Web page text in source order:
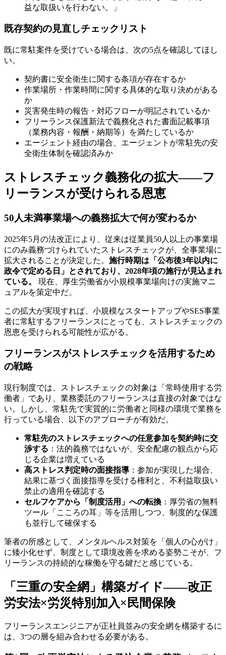
益な取扱いを行わない。」
既存契約の見直しチェックリスト
既に常駐案件を受けている場合は、次の5点を確認してほし
い。
契約書に安全衛生に関する条項が存在するか
作業場所・作業時間に関する具体的な取り決めがある
か
災害発生時の報告・対応フローが明記されているか
フリーランス保護新法で義務化された書面記載事項
（業務内容・報酬・納期等）を満たしているか
エージェント経由の場合、エージェントが常駐先の安
全衛生体制を確認済みか
ストレスチェック義務化の拡大――フ
リーランスが受けられる恩恵
50人未満事業場への義務拡大で何が変わるか
2025年5月の法改正により、従来は従業員50人以上の事業場
にのみ義務づけられていたストレスチェックが、全事業場に
拡大されることが決定した。 施行時期は「公布後3年以内に
政令で定める日」とされており、2028年頃の施行が見込まれ
ている。
現在、厚生労働省が小規模事業場向けの実施マニ
ュアルを策定中だ。
この拡大が実現すれば、小規模なスタートアップやSES事業
者に常駐するフリーランスにとっても、ストレスチェックの
恩恵を受けられる可能性が広がる。
フリーランスがストレスチェックを活用するため
の戦略
現行制度では、ストレスチェックの対象は「常時使用する労
働者」であり、業務委託のフリーランスは直接の対象ではな
い。しかし、常駐先で実質的に労働者と同様の環境で業務を
行っている場合、以下のアプローチが有効だ。
常駐先のストレスチェックへの任意参加を契約時に交
渉する ：法的義務ではないが、安全配慮の観点から応
じる企業は増えている
高ストレス判定時の面接指導 ：参加が実現した場合、
結果に基づく面接指導を受ける権利と、不利益取扱い
禁止の適用を確認する
セルフケアから「制度活用」への転換 ：厚労省の無料
ツール「こころの耳」等を活用しつつ、制度的な保護
も並行して確保する
筆者の所感として、メンタルヘルス対策を「個人の心がけ」
に矮小化せず、制度として環境改善を求める姿勢こそが、フ
リーランスの持続的な稼働を守る鍵だと感じている。
「三重の安全網」構築ガイド――改正
労安法×労災特別加入×民間保険
フリーランスエンジニアが正社員並みの安全網を構築するに
は、3つの層を組み合わせる必要がある。